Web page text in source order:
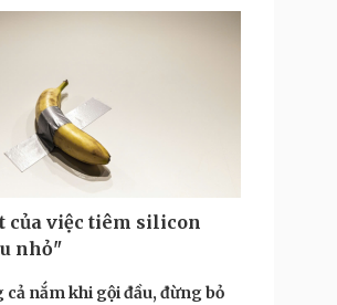
Giá cà phê
Sành điệu
Tin Công nghệ
Trải nghiệm
Chuyển đổi số
Podcast
Đọc truyện đêm khuya
của việc tiêm silicon
nhỏ"
cả nắm khi gội đầu, đừng bỏ